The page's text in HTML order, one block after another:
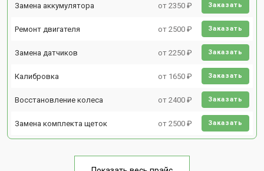
Замена аккумулятора от 2350 ₽ Заказать
Ремонт двигателя от 2500 ₽ Заказать
Замена датчиков от 2250 ₽ Заказать
Калибровка от 1650 ₽ Заказать
Восстановление колеса от 2400 ₽ Заказать
Замена комплекта щеток от 2500 ₽ Заказать